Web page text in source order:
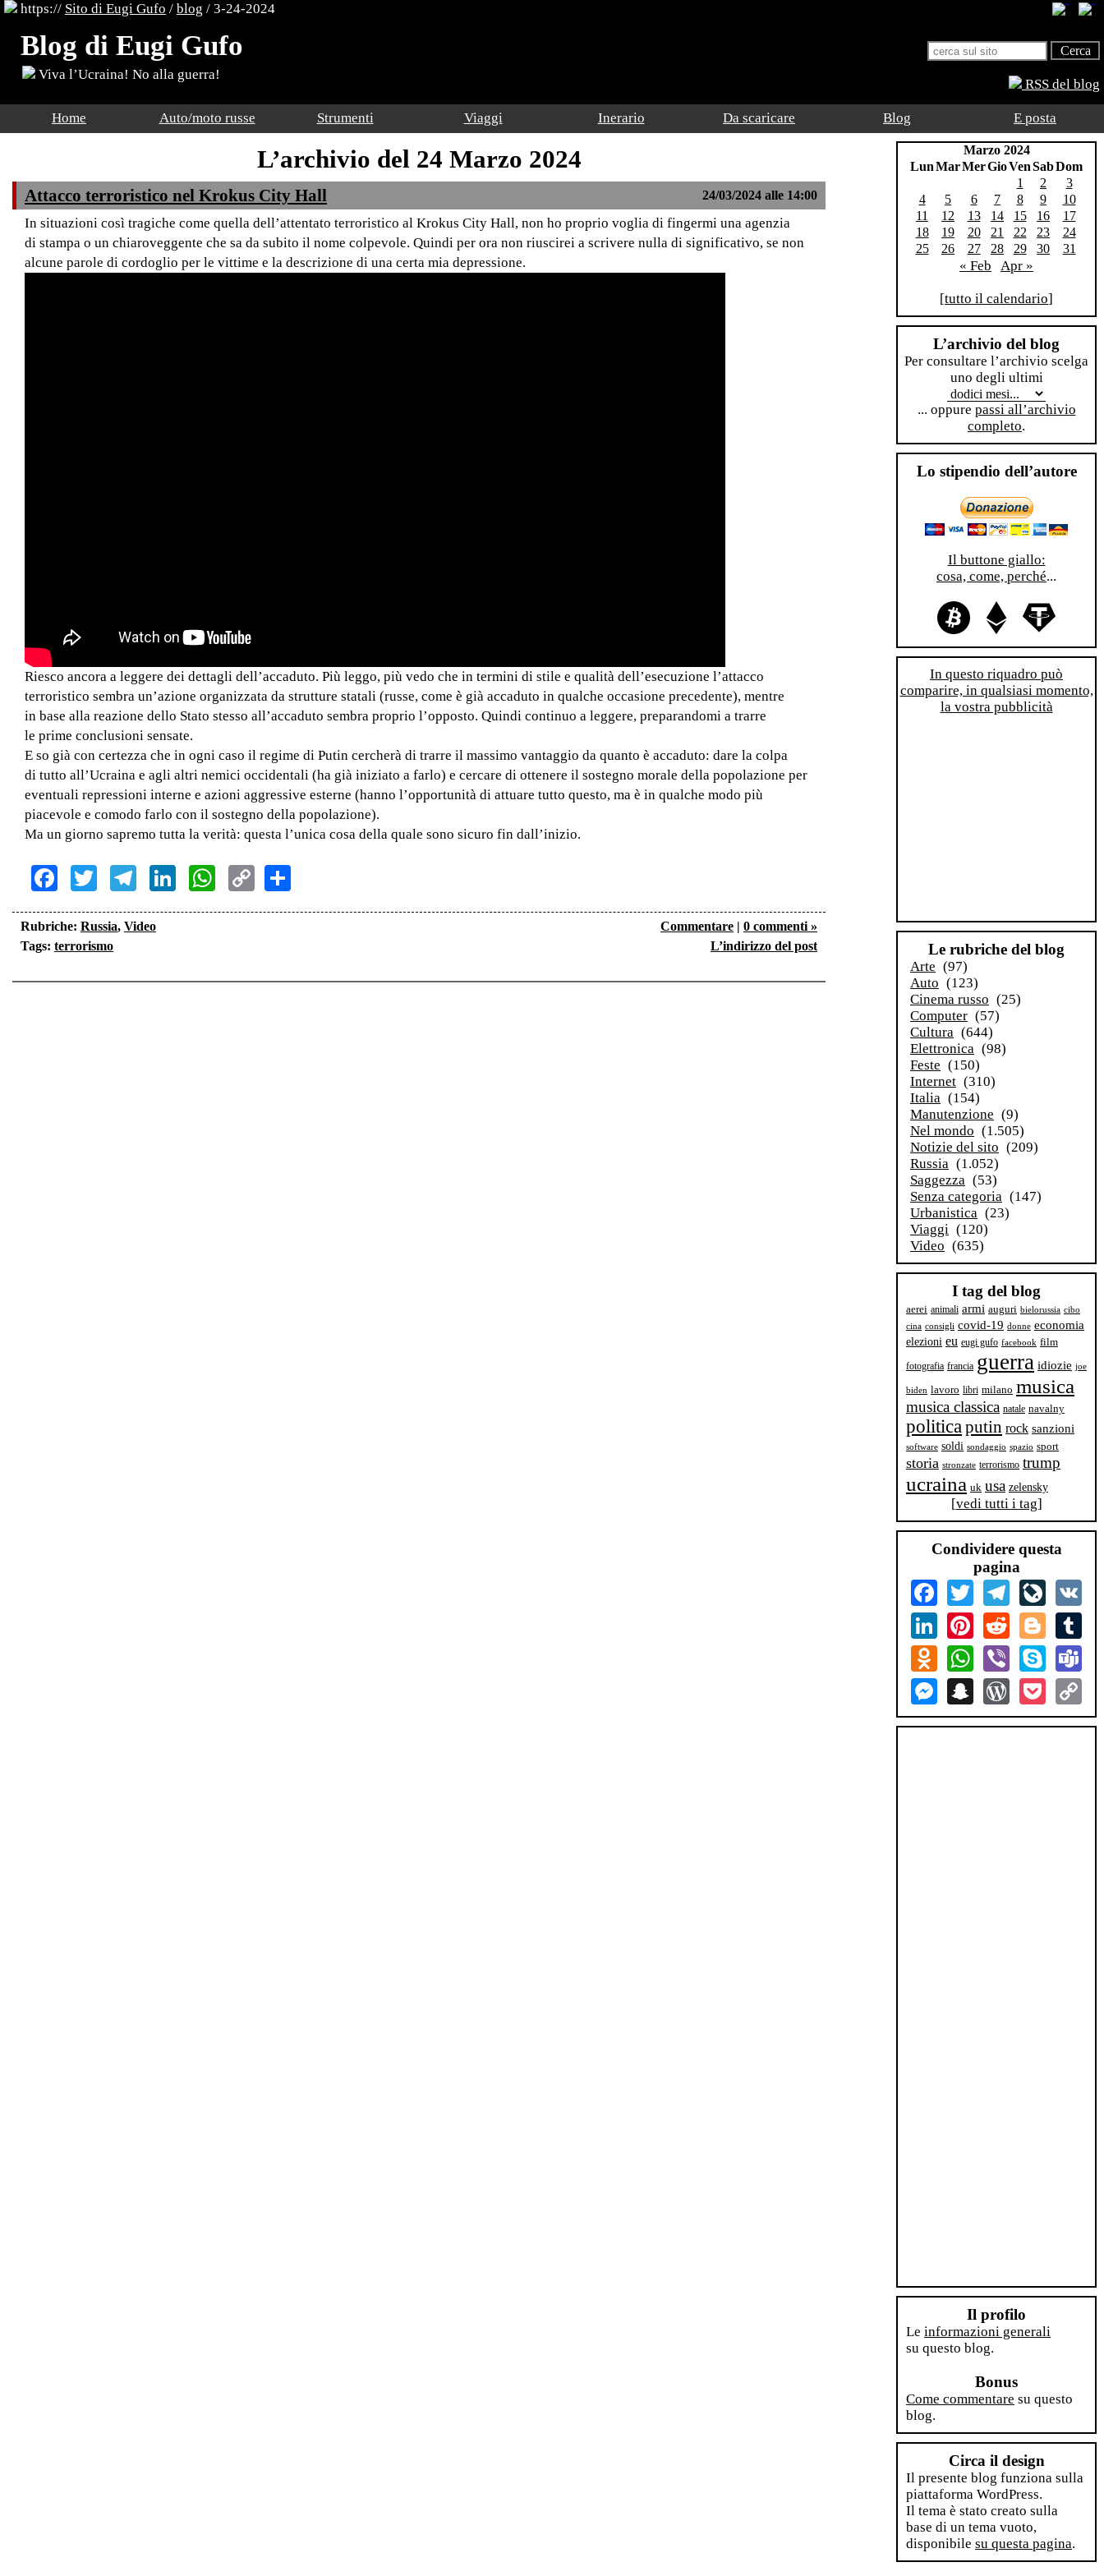
https:// Sito di Eugi Gufo / blog / 3-24-2024
Blog di Eugi Gufo
Viva l’Ucraina! No alla guerra!
RSS del blog
Home Auto/moto russe Strumenti Viaggi Inerario Da scaricare Blog E posta
L’archivio del 24 Marzo 2024
Attacco terroristico nel Krokus City Hall 24/03/2024 alle 14:00
In situazioni così tragiche come quella dell’attentato terroristico al Krokus City Hall, non ho proprio voglia di fingermi una agenzia
di stampa o un chiaroveggente che sa da subito il nome colpevole. Quindi per ora non riuscirei a scrivere nulla di significativo, se non
alcune parole di cordoglio per le vittime e la descrizione di una certa mia depressione.
Riesco ancora a leggere dei dettagli dell’accaduto. Più leggo, più vedo che in termini di stile e qualità dell’esecuzione l’attacco
terroristico sembra un’azione organizzata da strutture statali (russe, come è già accaduto in qualche occasione precedente), mentre
in base alla reazione dello Stato stesso all’accaduto sembra proprio l’opposto. Quindi continuo a leggere, preparandomi a trarre
le prime conclusioni sensate.
E so già con certezza che in ogni caso il regime di Putin cercherà di trarre il massimo vantaggio da quanto è accaduto: dare la colpa
di tutto all’Ucraina e agli altri nemici occidentali (ha già iniziato a farlo) e cercare di ottenere il sostegno morale della popolazione per
eventuali repressioni interne e azioni aggressive esterne (hanno l’opportunità di attuare tutto questo, ma è in qualche modo più
piacevole e comodo farlo con il sostegno della popolazione).
Ma un giorno sapremo tutta la verità: questa l’unica cosa della quale sono sicuro fin dall’inizio.
Facebook
TwitterTelegram
LinkedInWhatsApp
Copy
Link
Rubriche: Russia, Video
Tags: terrorismo
Commentare | 0 commenti »
L’indirizzo del post
Marzo 2024
LunMarMerGioVenSabDom
1
2
3
4
5 6 7 8 9
10
11
12 13 14 15 16
17
18
19 20 21 22 23
24
25
26 27 28 29 30 31
« Feb Apr »
[tutto il calendario]
L’archivio del blog
Per consultare l’archivio scelga
uno degli ultimi
... oppure passi all’archivio
completo.
Lo stipendio dell’autore
Il buttone giallo:
cosa, come, perché...
In questo riquadro può
comparire, in qualsiasi momento,
la vostra pubblicità
Le rubriche del blog
Arte (97)
Auto (123)
Cinema russo (25)
Computer (57)
Cultura (644)
Elettronica (98)
Feste (150)
Internet (310)
Italia (154)
Manutenzione (9)
Nel mondo (1.505)
Notizie del sito (209)
Russia (1.052)
Saggezza (53)
Senza categoria (147)
Urbanistica (23)
Viaggi (120)
Video (635)
I tag del blog
aerei animali armi auguri bielorussia cibo
cina consigli covid-19 donne economia
elezioni eu eugi gufo facebook film
fotografia francia guerra idiozie joe
biden lavoro libri milano musica
musica classica natale navalny
politicaputin rock sanzioni
software soldi sondaggio spazio sport
storia stronzate terrorismo trump
ucraina uk usa zelensky
[vedi tutti i tag]
Condividere questa
pagina
FacebookTwitter Telegram
LinkedInPinterestReddit Blogger
Odnoklassniki
WhatsApp
Viber Skype
MessengerSnapchatWordPress
Pocket
Il profilo
Le informazioni generali
su questo blog.
Bonus
Come commentare su questo
blog.
Circa il design
Il presente blog funziona sulla
piattaforma WordPress.
Il tema è stato creato sulla
base di un tema vuoto,
disponibile su questa pagina.